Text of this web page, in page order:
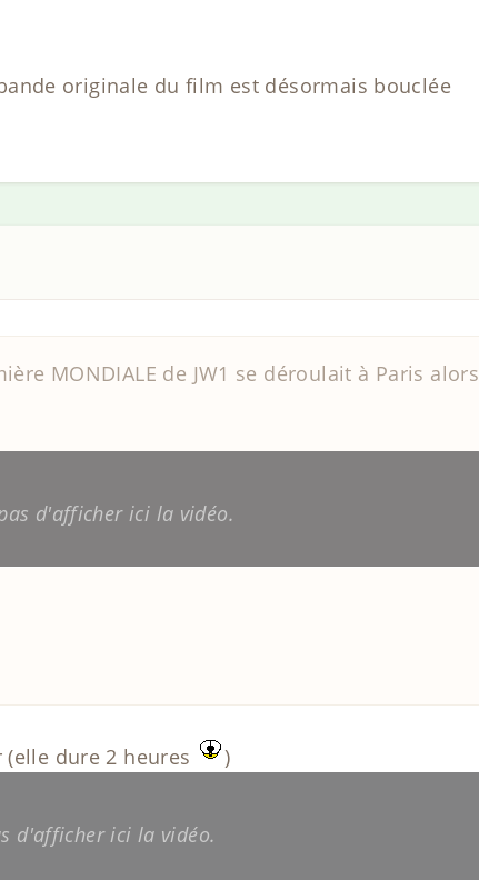
originale du film est désormais bouclée
MONDIALE de JW1 se déroulait à Paris alors
d'afficher ici la vidéo.
(elle dure 2 heures
)
d'afficher ici la vidéo.